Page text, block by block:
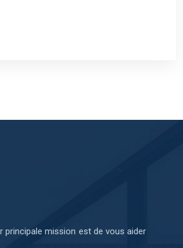
principale mission est de vous aider